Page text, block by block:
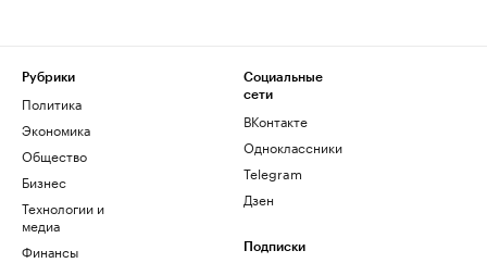
Рубрики
Политика
Экономика
Общество
Бизнес
Технологии и
медиа
Финансы
Социальные
сети
ВКонтакте
Одноклассники
Telegram
Дзен
Подписки